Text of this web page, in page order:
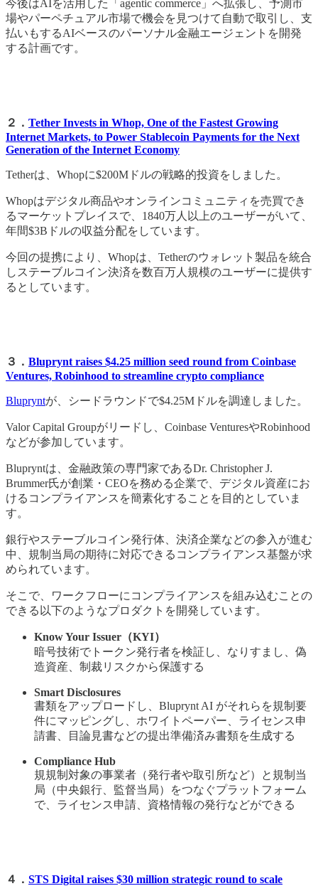
今後はAIを活用した「agentic commerce」へ拡張し、予測市
場やパーペチュアル市場で機会を見つけて自動で取引し、支
払いもするAIベースのパーソナル金融エージェントを開発
する計画です。
２． Tether Invests in Whop, One of the Fastest Growing
Internet Markets, to Power Stablecoin Payments for the Next
Generation of the Internet Economy
Tetherは、Whopに$200Mドルの戦略的投資をしました。
Whopはデジタル商品やオンラインコミュニティを売買でき
るマーケットプレイスで、1840万人以上のユーザーがいて、
年間$3Bドルの収益分配をしています。
今回の提携により、Whopは、Tetherのウォレット製品を統合
しステーブルコイン決済を数百万人規模のユーザーに提供す
るとしています。
３． Bluprynt raises $4.25 million seed round from Coinbase
Ventures, Robinhood to streamline crypto compliance
Blupryntが、シードラウンドで$4.25Mドルを調達しました。
Valor Capital Groupがリードし、Coinbase VenturesやRobinhood
などが参加しています。
Blupryntは、金融政策の専門家であるDr. Christopher J.
Brummer氏が創業・CEOを務める企業で、デジタル資産にお
けるコンプライアンスを簡素化することを目的としていま
す。
銀行やステーブルコイン発行体、決済企業などの参入が進む
中、規制当局の期待に対応できるコンプライアンス基盤が求
められています。
そこで、ワークフローにコンプライアンスを組み込むことの
できる以下のようなプロダクトを開発しています。
Know Your Issuer（KYI）
暗号技術でトークン発行者を検証し、なりすまし、偽
造資産、制裁リスクから保護する
Smart Disclosures
書類をアップロードし、Bluprynt AI がそれらを規制要
件にマッピングし、ホワイトペーパー、ライセンス申
請書、目論見書などの提出準備済み書類を生成する
Compliance Hub
規規制対象の事業者（発行者や取引所など）と規制当
局（中央銀行、監督当局）をつなぐプラットフォーム
で、ライセンス申請、資格情報の発行などができる
４． STS Digital raises $30 million strategic round to scale